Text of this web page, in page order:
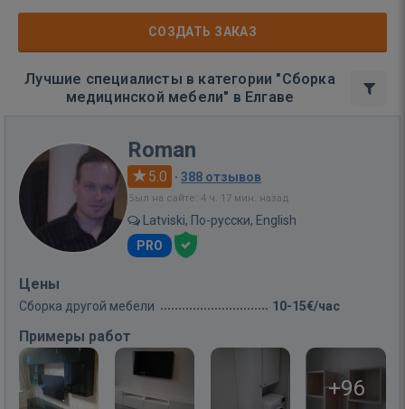
СОЗДАТЬ ЗАКАЗ
Лучшие специалисты в категории "Сборка
медицинской мебели" в Елгаве
Roman
5.0 · 388 отзывов
Был на сайте: 4 ч. 17 мин. назад
Latviski, По-русски, English
PRO
Цены
Сборка другой мебели 10-15€/час
Примеры работ
+96